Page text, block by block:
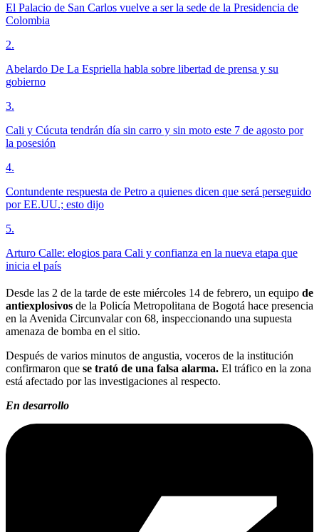
El Palacio de San Carlos vuelve a ser la sede de la Presidencia de
Colombia
2.
Abelardo De La Espriella habla sobre libertad de prensa y su
gobierno
3.
Cali y Cúcuta tendrán día sin carro y sin moto este 7 de agosto por
la posesión
4.
Contundente respuesta de Petro a quienes dicen que será perseguido
por EE.UU.; esto dijo
5.
Arturo Calle: elogios para Cali y confianza en la nueva etapa que
inicia el país
Desde las 2 de la tarde de este miércoles 14 de febrero, un equipo de
antiexplosivos de la Policía Metropolitana de Bogotá hace presencia
en la Avenida Circunvalar con 68, inspeccionando una supuesta
amenaza de bomba en el sitio.
Después de varios minutos de angustia, voceros de la institución
confirmaron que se trató de una falsa alarma. El tráfico en la zona
está afectado por las investigaciones al respecto.
En desarrollo